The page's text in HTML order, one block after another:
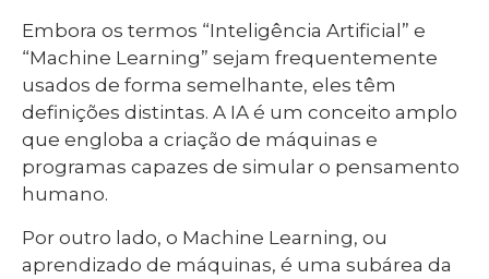
Embora os termos “Inteligência Artificial” e
“Machine Learning” sejam frequentemente
usados de forma semelhante, eles têm
definições distintas. A IA é um conceito amplo
que engloba a criação de máquinas e
programas capazes de simular o pensamento
humano.
Por outro lado, o Machine Learning, ou
aprendizado de máquinas, é uma subárea da